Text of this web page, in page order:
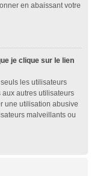
en abaissant votre
je clique sur le lien
les utilisateurs
autres utilisateurs
une utilisation abusive
malveillants ou